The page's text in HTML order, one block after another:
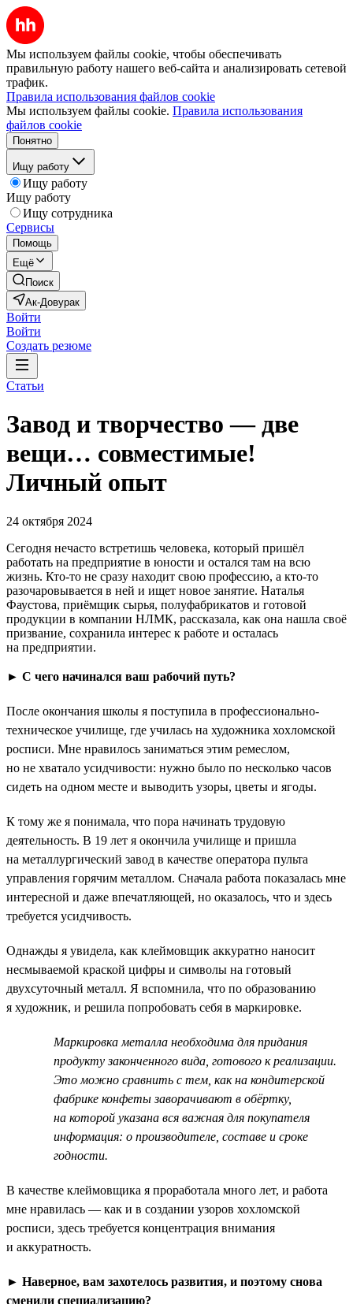
Мы используем файлы cookie, чтобы обеспечивать
правильную работу нашего веб-сайта и анализировать сетевой
трафик.
Правила использования файлов cookie
Мы используем файлы cookie. Правила использования
файлов cookie
Понятно
Ищу работу
Ищу работу
Ищу работу
Ищу сотрудника
Сервисы
Помощь
Ещё
Поиск
Ак-Довурак
Войти
Войти
Создать резюме
Статьи
Завод и творчество — две
вещи… совместимые!
Личный опыт
24 октября 2024
Сегодня нечасто встретишь человека, который пришёл
работать на предприятие в юности и остался там на всю
жизнь. Кто-то не сразу находит свою профессию, а кто-то
разочаровывается в ней и ищет новое занятие. Наталья
Фаустова, приёмщик сырья, полуфабрикатов и готовой
продукции в компании НЛМК, рассказала, как она нашла своё
призвание, сохранила интерес к работе и осталась
на предприятии.
► С чего начинался ваш рабочий путь?
После окончания школы я поступила в профессионально-
техническое училище, где училась на художника хохломской
росписи. Мне нравилось заниматься этим ремеслом,
но не хватало усидчивости: нужно было по несколько часов
сидеть на одном месте и выводить узоры, цветы и ягоды.
К тому же я понимала, что пора начинать трудовую
деятельность. В 19 лет я окончила училище и пришла
на металлургический завод в качестве оператора пульта
управления горячим металлом. Сначала работа показалась мне
интересной и даже впечатляющей, но оказалось, что и здесь
требуется усидчивость.
Однажды я увидела, как клеймовщик аккуратно наносит
несмываемой краской цифры и символы на готовый
двухсуточный металл. Я вспомнила, что по образованию
я художник, и решила попробовать себя в маркировке.
Маркировка металла необходима для придания
продукту законченного вида, готового к реализации.
Это можно сравнить с тем, как на кондитерской
фабрике конфеты заворачивают в обёртку,
на которой указана вся важная для покупателя
информация: о производителе, составе и сроке
годности.
В качестве клеймовщика я проработала много лет, и работа
мне нравилась — как и в создании узоров хохломской
росписи, здесь требуется концентрация внимания
и аккуратность.
► Наверное, вам захотелось развития, и поэтому снова
сменили специализацию?